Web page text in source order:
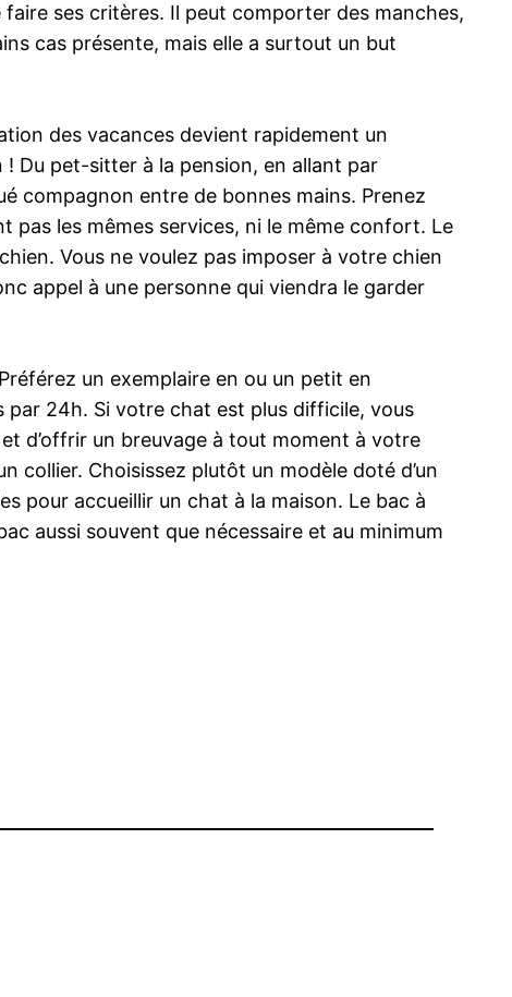
faire ses critères. Il peut comporter des manches,
cas présente, mais elle a surtout un but
des vacances devient rapidement un
Du pet-sitter à la pension, en allant par
compagnon entre de bonnes mains. Prenez
pas les mêmes services, ni le même confort. Le
Vous ne voulez pas imposer à votre chien
appel à une personne qui viendra le garder
un exemplaire en ou un petit en
par 24h. Si votre chat est plus difficile, vous
d’offrir un breuvage à tout moment à votre
collier. Choisissez plutôt un modèle doté d’un
pour accueillir un chat à la maison. Le bac à
aussi souvent que nécessaire et au minimum